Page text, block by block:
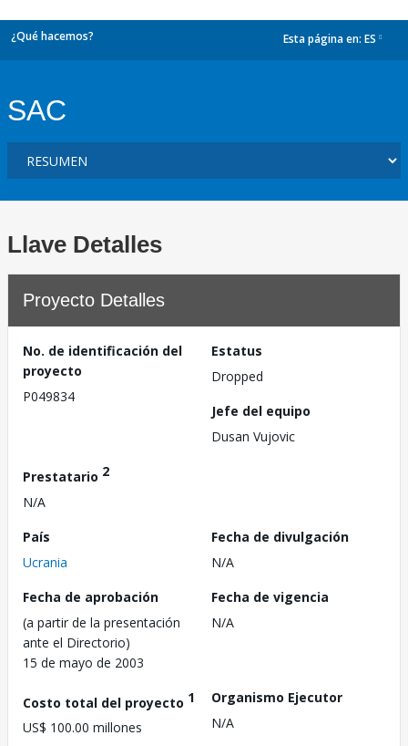
¿Qué hacemos? Esta página en: ES
SAC
Llave Detalles
Proyecto Detalles
No. de identificación del
proyecto
P049834
Estatus
Dropped
Jefe del equipo
Dusan Vujovic
Prestatario 2
N/A
País
Ucrania
Fecha de divulgación
N/A
Fecha de aprobación
(a partir de la presentación
ante el Directorio)
15 de mayo de 2003
Fecha de vigencia
N/A
Costo total del proyecto 1
US$ 100.00 millones
Organismo Ejecutor
N/A